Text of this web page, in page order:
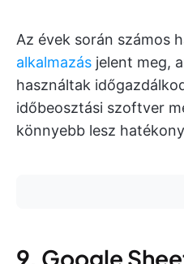
Az évek során számos
alkalmazás jelent meg,
használtak
időbeosztási szoftver
könnyebb lesz
9. Google